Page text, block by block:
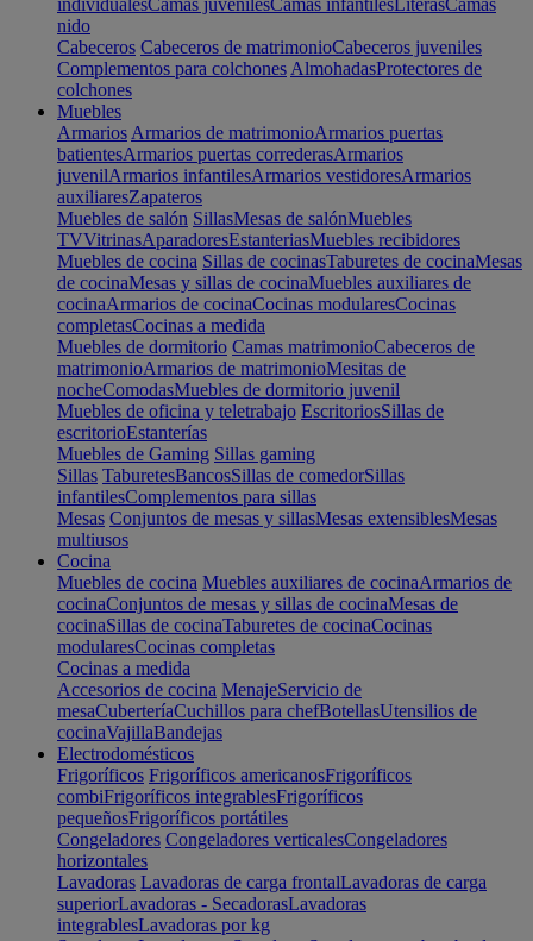
individualesCamas juvenilesCamas infantilesLiterasCamas
nido
Cabeceros Cabeceros de matrimonioCabeceros juveniles
Complementos para colchones AlmohadasProtectores de
colchones
Muebles
Armarios Armarios de matrimonioArmarios puertas
batientesArmarios puertas correderasArmarios
juvenilArmarios infantilesArmarios vestidoresArmarios
auxiliaresZapateros
Muebles de salón SillasMesas de salónMuebles
TVVitrinasAparadoresEstanteriasMuebles recibidores
Muebles de cocina Sillas de cocinasTaburetes de cocinaMesas
de cocinaMesas y sillas de cocinaMuebles auxiliares de
cocinaArmarios de cocinaCocinas modularesCocinas
completasCocinas a medida
Muebles de dormitorio Camas matrimonioCabeceros de
matrimonioArmarios de matrimonioMesitas de
nocheComodasMuebles de dormitorio juvenil
Muebles de oficina y teletrabajo EscritoriosSillas de
escritorioEstanterías
Muebles de Gaming Sillas gaming
Sillas TaburetesBancosSillas de comedorSillas
infantilesComplementos para sillas
Mesas Conjuntos de mesas y sillasMesas extensiblesMesas
multiusos
Cocina
Muebles de cocina Muebles auxiliares de cocinaArmarios de
cocinaConjuntos de mesas y sillas de cocinaMesas de
cocinaSillas de cocinaTaburetes de cocinaCocinas
modularesCocinas completas
Cocinas a medida
Accesorios de cocina MenajeServicio de
mesaCuberteríaCuchillos para chefBotellasUtensilios de
cocinaVajillaBandejas
Electrodomésticos
Frigoríficos Frigoríficos americanosFrigoríficos
combiFrigoríficos integrablesFrigoríficos
pequeñosFrigoríficos portátiles
Congeladores Congeladores verticalesCongeladores
horizontales
Lavadoras Lavadoras de carga frontalLavadoras de carga
superiorLavadoras - SecadorasLavadoras
integrablesLavadoras por kg